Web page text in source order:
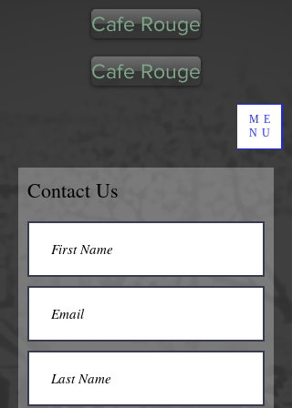
ME
NU
Cafe Rouge
Cafe Rouge
Contact Us